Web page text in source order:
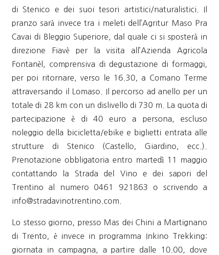
di Stenico e dei suoi tesori artistici/naturalistici. Il
pranzo sarà invece tra i meleti dell’Agritur Maso Pra
Cavai di Bleggio Superiore, dal quale ci si sposterà in
direzione Fiavè per la visita all’Azienda Agricola
Fontanèl, comprensiva di degustazione di formaggi,
per poi ritornare, verso le 16.30, a Comano Terme
attraversando il Lomaso. Il percorso ad anello per un
totale di 28 km con un dislivello di 730 m. La quota di
partecipazione è di 40 euro a persona, escluso
noleggio della bicicletta/ebike e biglietti entrata alle
strutture di Stenico (Castello, Giardino, ecc.).
Prenotazione obbligatoria entro martedì 11 maggio
contattando la Strada del Vino e dei sapori del
Trentino al numero 0461 921863 o scrivendo a
info@stradavinotrentino.com.
Lo stesso giorno, presso Mas dei Chini a Martignano
di Trento, è invece in programma Inkino Trekking:
giornata in campagna, a partire dalle 10.00, dove